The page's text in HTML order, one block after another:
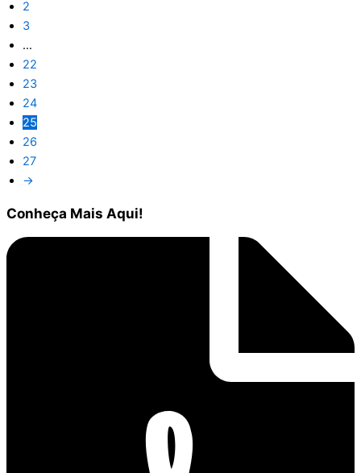
2
3
…
22
23
24
25
26
27
→
Conheça Mais Aqui!